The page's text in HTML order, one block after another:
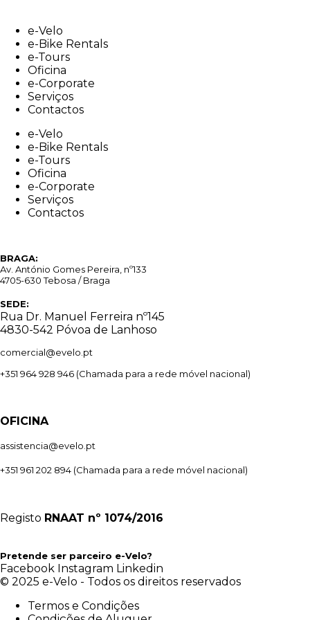
contente-Velo
e-Bike Rentals
e-Tours
Oficina
e-Corporate
Serviços
Contactos
e-Velo
e-Bike Rentals
e-Tours
Oficina
e-Corporate
Serviços
Contactos
BRAGA:
Av. António Gomes Pereira, nº133
4705-630 Tebosa / Braga
SEDE:
Rua Dr. Manuel Ferreira nº145
4830-542 Póvoa de Lanhoso
comercial@evelo.pt
+351 964 928 946 (Chamada para a rede móvel nacional)
OFICINA
assistencia@evelo.pt
+351 961 202 894 (Chamada para a rede móvel nacional)
Registo RNAAT nº 1074/2016
Pretende ser parceiro e-Velo?
Facebook Instagram Linkedin
© 2025 e-Velo - Todos os direitos reservados
Termos e Condições